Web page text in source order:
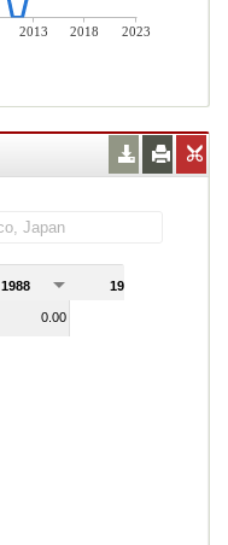
2013 2018
2023
1988 1989
0.00